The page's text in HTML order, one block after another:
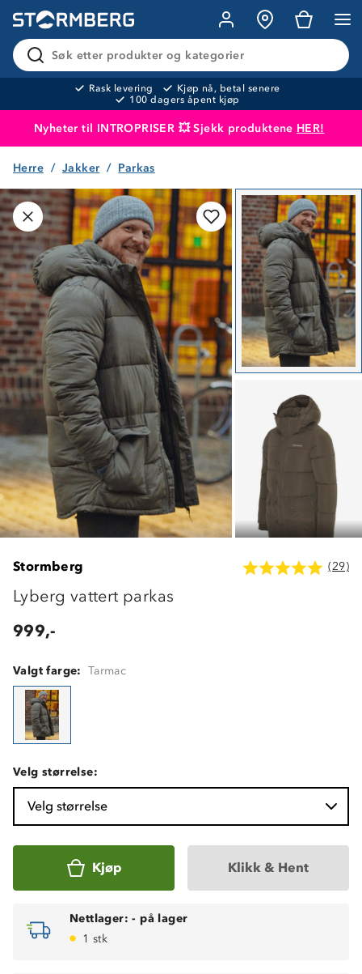
Søk etter produkter og kategorier
Rask levering
Kjøp nå, betal senere
100 dagers åpent kjøp
Nyheter til INTROPRISER 💥 Sjekk produktene HER!
Produktet er lagt i handlekurven
Herre Jakker Parkas
Stormberg (29)
Lyberg vattert parkas
999,-
Valgt farge: Tarmac
Velg størrelse:
Velg størrelse
Kjøp Klikk & Hent
Nettlager: - på lager
1 stk